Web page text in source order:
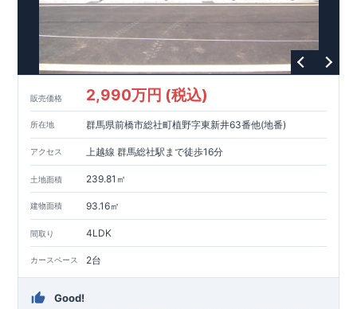
スマートフォンで見やすい特設サイトはこちら
https://www.e-blooming.com/bukken/51575021/
販売価格 2,990万円 (税込)
所在地 群馬県前橋市総社町植野字東新井63番他(地番)
アクセス 上越線 群馬総社駅まで徒歩16分
土地面積 239.81㎡
建物面積 93.16㎡
間取り 4LDK
カースペース 2台
Good!